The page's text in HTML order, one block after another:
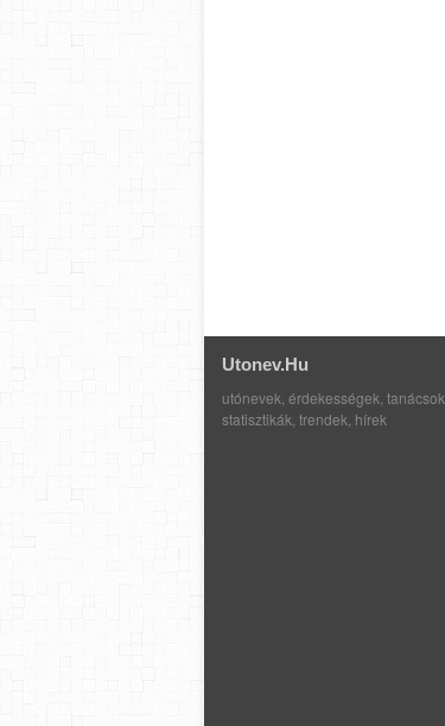
Utonev.hu
utónevek, érdekességek, tanácsok,
statisztikák, trendek, hírek